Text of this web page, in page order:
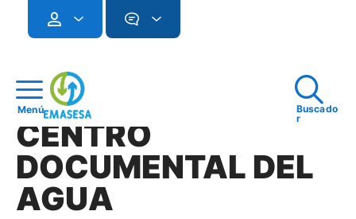
Menú
Buscado
r
CENTRO
DOCUMENTAL DEL
AGUA